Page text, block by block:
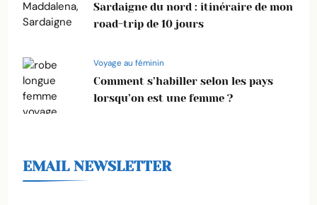
Sardaigne du nord : itinéraire de mon
road-trip de 10 jours
Voyage au féminin
Comment s’habiller selon les pays
lorsqu’on est une femme ?
EMAIL NEWSLETTER